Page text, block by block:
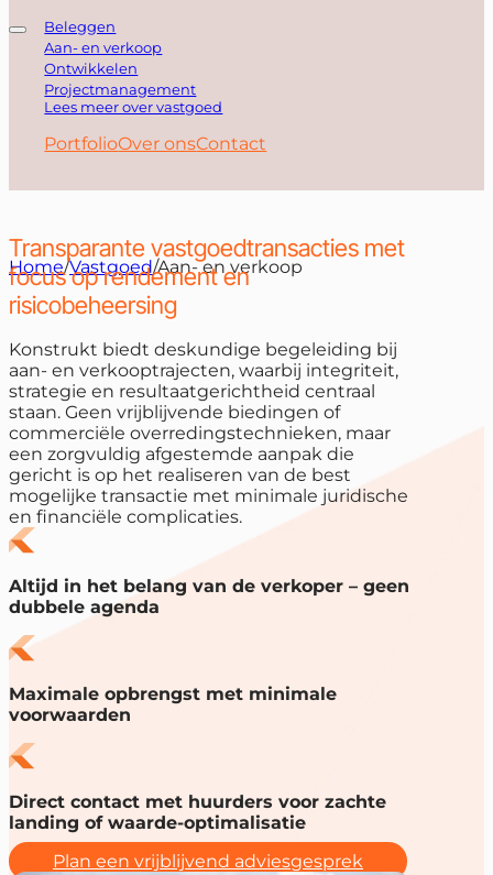
Beleggen
Aan- en verkoop
Ontwikkelen
Projectmanagement
Lees meer over vastgoed
PortfolioOver onsContact
Home/Vastgoed/Aan- en verkoop
Transparante vastgoedtransacties met
focus op rendement en
risicobeheersing
Konstrukt biedt deskundige begeleiding bij
aan- en verkooptrajecten, waarbij integriteit,
strategie en resultaatgerichtheid centraal
staan. Geen vrijblijvende biedingen of
commerciële overredingstechnieken, maar
een zorgvuldig afgestemde aanpak die
gericht is op het realiseren van de best
mogelijke transactie met minimale juridische
en financiële complicaties.
Altijd in het belang van de verkoper – geen
dubbele agenda
Maximale opbrengst met minimale
voorwaarden
Direct contact met huurders voor zachte
landing of waarde-optimalisatie
Plan een vrijblijvend adviesgesprek